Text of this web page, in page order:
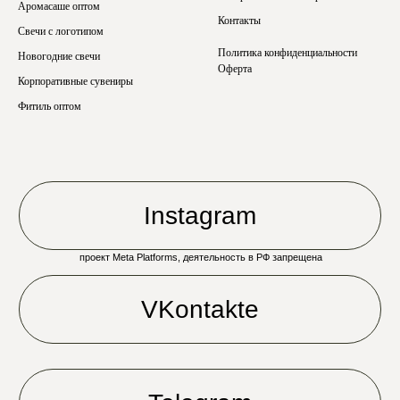
Аромасаше оптом
Свечи с логотипом
Новогодние свечи
Корпоративные сувениры
Фитиль оптом
Контакты
Политика конфиденциальности
Оферта